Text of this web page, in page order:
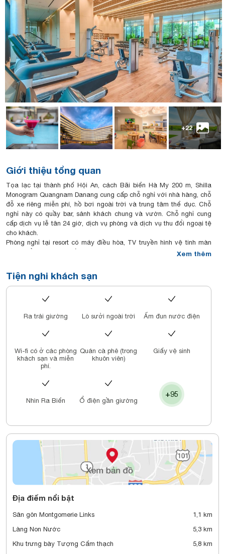
+22
Giới thiệu tổng quan
Tọa lạc tại thành phố Hội An, cách Bãi biển Hà My 200 m, Shilla
Monogram Quangnam Danang cung cấp chỗ nghỉ với nhà hàng, chỗ
đỗ xe riêng miễn phí, hồ bơi ngoài trời và trung tâm thể dục. Chỗ
nghỉ này có quầy bar, sảnh khách chung và vườn. Chỗ nghỉ cung
cấp dịch vụ lễ tân 24 giờ, dịch vụ phòng và dịch vụ thu đổi ngoại tệ
cho khách.
Phòng nghỉ tại resort có máy điều hòa, TV truyền hình vệ tinh màn
hình phẳng, minibar, ấm đun nước, vòi xịt/chậu rửa vệ sinh, áo
giường và khăn tắm.
Shilla Monogram Quangnam phục vụ bữa sáng kiểu lục địa hoặc
bữa sáng kiểu Mỹ.
Nơi đây cung cấp chỗ nghỉ 5 sao với phòng xông hơi khô và sân
Tại đây cũng có trung tâm dịch vụ doanh nhân và CLB trẻ em trong
Xem thêm
Tiện nghi khách sạn
Ra trải giường Lò sưởi ngoài trời Ấm đun nước điện
Wi-fi có ở các phòng
khách sạn và miễn
phí.
Quán cà phê (trong
khuôn viên)
Giấy vệ sinh
Nhìn Ra Biển Ổ điện gần giường
+95
Địa điểm nổi bật
Sân gôn Montgomerie Links
1,1 km
Làng Non Nước
5,3 km
Khu trưng bày Tượng Cẩm thạch
5,8 km